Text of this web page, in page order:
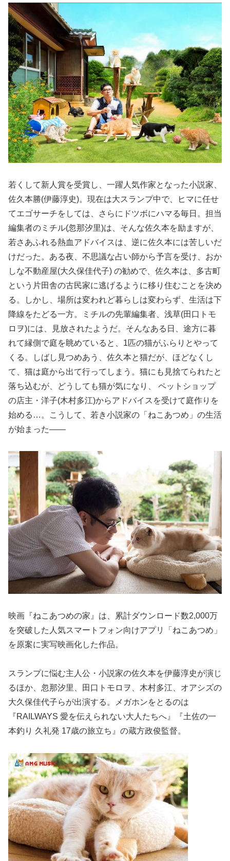
若くして新人賞を受賞し、一躍人気作家となった小説家、
佐久本勝(伊藤淳史)。現在は大スランプ中で、ヒマに任せ
てエゴサーチをしては、さらにドツボにハマる毎日。担当
編集者のミチル(忽那汐里)は、そんな佐久本を励ますが、
若さあふれる熱血アドバイスは、逆に佐久本には苦しいだ
けだった。ある夜、不思議な占い師から予言を受け、おか
しな不動産屋(大久保佳代子) の勧めで、佐久本は、多古町
という片田舎の古民家に逃げるように移り住むことを決め
る。しかし、場所は変われど暮らしは変わらず、生活は下
降線をたどる一方。ミチルの先輩編集者、浅草(田口トモ
ロヲ)には、見放されたようだ。そんなある日、途方に暮
れて縁側で庭を眺めていると、1匹の猫がふらりとやって
くる。しばし見つめあう、佐久本と猫だが、ほどなくし
て、猫は庭から出て行ってしまう。猫にも見捨てられたと
落ち込むが、どうしても猫が気になり、 ペットショップ
の店主・洋子(木村多江)からアドバイスを受けて庭作りを
始める…。こうして、若き小説家の「ねこあつめ」の生活
が始まった――
映画『ねこあつめの家』は、累計ダウンロード数2,000万
を突破した人気スマートフォン向けアプリ「ねこあつめ」
を原案に実写映画化した作品。
スランプに悩む主人公・小説家の佐久本を伊藤淳史が演じ
るほか、忽那汐里、田口トモロヲ、木村多江、オアシズの
大久保佳代子らが出演する。メガホンをとるのは
『RAILWAYS 愛を伝えられない大人たちへ』『土佐の一
本釣り 久礼発 17歳の旅立ち』の蔵方政俊監督。